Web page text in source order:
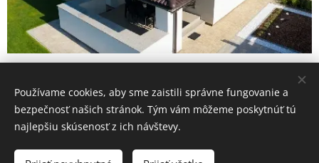
Používame cookies, aby sme zaistili správne fungovanie a
bezpečnosť našich stránok. Tým vám môžeme poskytnúť tú
najlepšiu skúsenosť z ich návštevy.